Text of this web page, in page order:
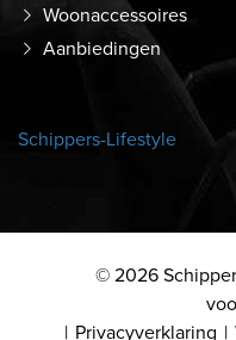
Woonaccessoires
Aanbiedingen
Schippers-Lifestyle
© 2026
Privacyverklaring